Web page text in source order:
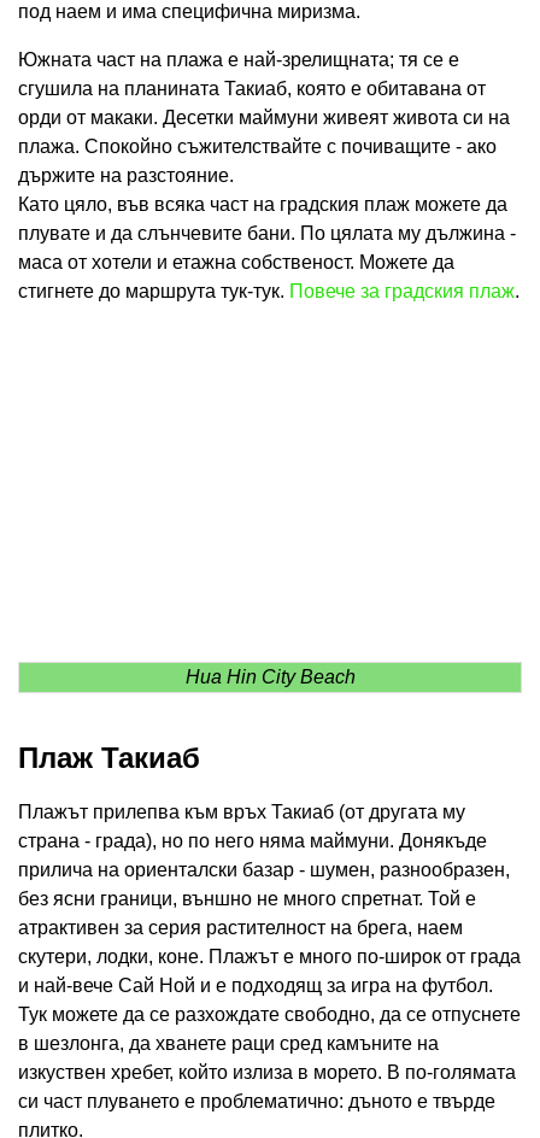
под наем и има специфична миризма.
Южната част на плажа е най-зрелищната; тя се е
сгушила на планината Такиаб, която е обитавана от
орди от макаки. Десетки маймуни живеят живота си на
плажа. Спокойно съжителствайте с почиващите - ако
държите на разстояние.
Като цяло, във всяка част на градския плаж можете да
плувате и да слънчевите бани. По цялата му дължина -
маса от хотели и етажна собственост. Можете да
стигнете до маршрута тук-тук. Повече за градския плаж.
Hua Hin City Beach
Плаж Такиаб
Плажът прилепва към връх Такиаб (от другата му
страна - града), но по него няма маймуни. Донякъде
прилича на ориенталски базар - шумен, разнообразен,
без ясни граници, външно не много спретнат. Той е
атрактивен за серия растителност на брега, наем
скутери, лодки, коне. Плажът е много по-широк от града
и най-вече Сай Ной и е подходящ за игра на футбол.
Тук можете да се разхождате свободно, да се отпуснете
в шезлонга, да хванете раци сред камъните на
изкуствен хребет, който излиза в морето. В по-голямата
си част плуването е проблематично: дъното е твърде
плитко.